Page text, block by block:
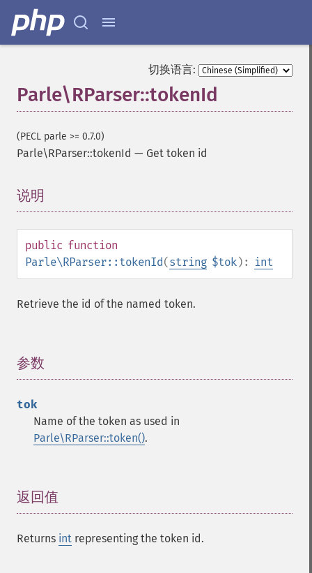
切换语言:
Parle\RParser::tokenId
(PECL parle >= 0.7.0)
Parle\RParser::tokenId — Get token id
说明
public function
Parle\RParser::tokenId(string $tok): int
Retrieve the id of the named token.
参数
tok
Name of the token as used in
Parle\RParser::token().
返回值
Returns int representing the token id.